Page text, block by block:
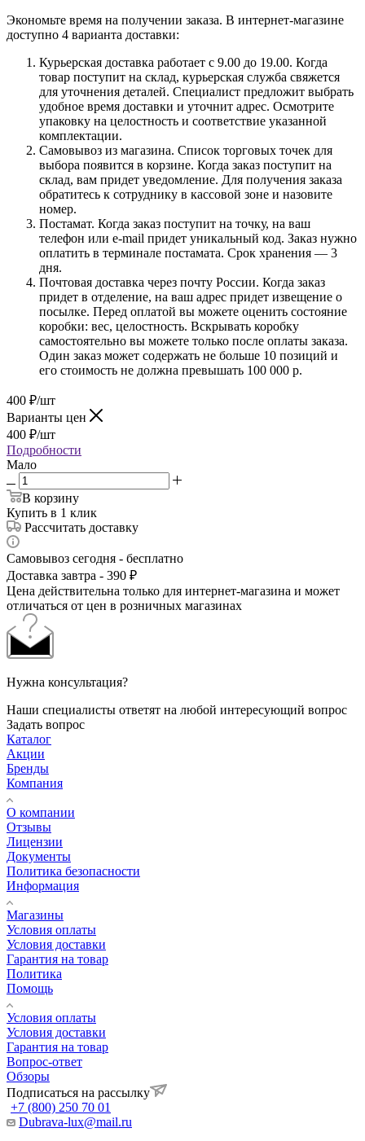
Экономьте время на получении заказа. В интернет-магазине
доступно 4 варианта доставки:
Курьерская доставка работает с 9.00 до 19.00. Когда
товар поступит на склад, курьерская служба свяжется
для уточнения деталей. Специалист предложит выбрать
удобное время доставки и уточнит адрес. Осмотрите
упаковку на целостность и соответствие указанной
комплектации.
Самовывоз из магазина. Список торговых точек для
выбора появится в корзине. Когда заказ поступит на
склад, вам придет уведомление. Для получения заказа
обратитесь к сотруднику в кассовой зоне и назовите
номер.
Постамат. Когда заказ поступит на точку, на ваш
телефон или e-mail придет уникальный код. Заказ нужно
оплатить в терминале постамата. Срок хранения — 3
дня.
Почтовая доставка через почту России. Когда заказ
придет в отделение, на ваш адрес придет извещение о
посылке. Перед оплатой вы можете оценить состояние
коробки: вес, целостность. Вскрывать коробку
самостоятельно вы можете только после оплаты заказа.
Один заказ может содержать не больше 10 позиций и
его стоимость не должна превышать 100 000 р.
400 ₽/шт
Варианты цен
400 ₽/шт
Подробности
Мало
В корзину
Купить в 1 клик
Рассчитать доставку
Самовывоз сегодня - бесплатно
Доставка завтра - 390 ₽
Цена действительна только для интернет-магазина и может
отличаться от цен в розничных магазинах
Нужна консультация?
Наши специалисты ответят на любой интересующий вопрос
Задать вопрос
Каталог
Акции
Бренды
Компания
О компании
Отзывы
Лицензии
Документы
Политика безопасности
Информация
Магазины
Условия оплаты
Условия доставки
Гарантия на товар
Политика
Помощь
Условия оплаты
Условия доставки
Гарантия на товар
Вопрос-ответ
Обзоры
Подписаться на рассылку
+7 (800) 250 70 01
Dubrava-lux@mail.ru